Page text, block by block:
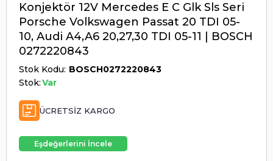
Konjektör 12V Mercedes E C Glk Sls Seri
Porsche Volkswagen Passat 20 TDI 05-
10, Audi A4,A6 20,27,30 TDI 05-11 | BOSCH
0272220843
Stok Kodu BOSCH0272220843
Stok:Var
ÜCRETSIZ KARGO
Eşdeğerlerini İncele